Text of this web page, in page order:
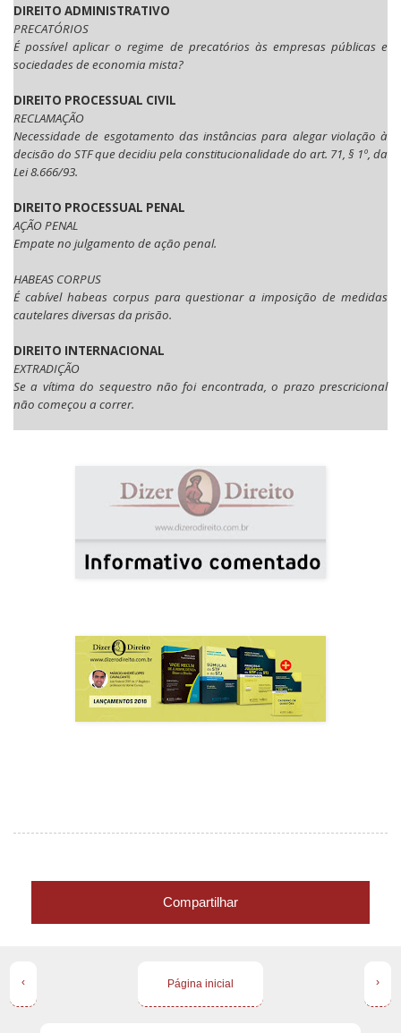
DIREITO ADMINISTRATIVO
PRECATÓRIOS
É possível aplicar o regime de precatórios às empresas públicas e
sociedades de economia mista?
DIREITO PROCESSUAL CIVIL
RECLAMAÇÃO
Necessidade de esgotamento das instâncias para alegar violação à
decisão do STF que decidiu pela constitucionalidade do art. 71, § 1º, da
Lei 8.666/93.
DIREITO PROCESSUAL PENAL
AÇÃO PENAL
Empate no julgamento de ação penal.
HABEAS CORPUS
É cabível habeas corpus para questionar a imposição de medidas
cautelares diversas da prisão.
DIREITO INTERNACIONAL
EXTRADIÇÃO
Se a vítima do sequestro não foi encontrada, o prazo prescricional
não começou a correr.
Compartilhar
‹ ›
Página inicial